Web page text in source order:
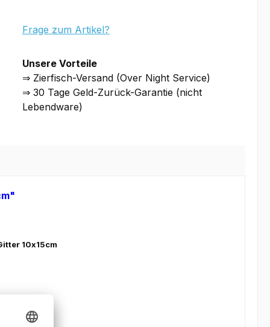
Frage zum Artikel?
Unsere Vorteile
⇒ Zierfisch-Versand (Over Night Service)
⇒ 30 Tage Geld-Zurück-Garantie (nicht
Lebendware)
10x15cm